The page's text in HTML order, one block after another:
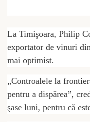
La Timişoara, Philip
exportator de vinuri
mai optimist.
„Controalele la
pentru a dispărea”,
şase luni, pentru că